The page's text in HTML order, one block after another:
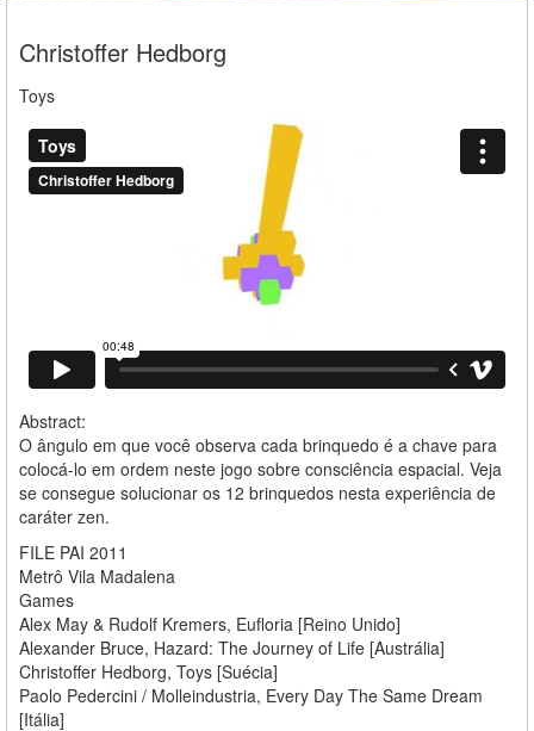
Christoffer Hedborg
Toys
Abstract:
O ângulo em que você observa cada brinquedo é a chave para
colocá-lo em ordem neste jogo sobre consciência espacial. Veja
se consegue solucionar os 12 brinquedos nesta experiência de
caráter zen.
FILE PAI 2011
Metrô Vila Madalena
Games
Alex May & Rudolf Kremers, Eufloria [Reino Unido]
Alexander Bruce, Hazard: The Journey of Life [Austrália]
Christoffer Hedborg, Toys [Suécia]
Paolo Pedercini / Molleindustria, Every Day The Same Dream
[Itália]